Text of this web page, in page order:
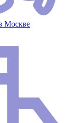
Москве